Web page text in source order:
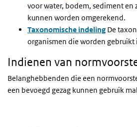
voor water, bodem, sediment en
kunnen worden omgerekend.
Taxonomische indeling De
organismen die worden
Indienen van
Belanghebbenden die een
een bevoegd gezag kunnen gebruik